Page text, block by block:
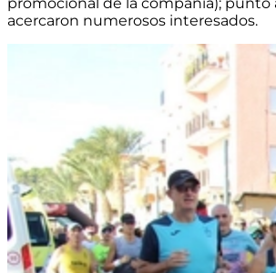
acercaron numerosos interesados.